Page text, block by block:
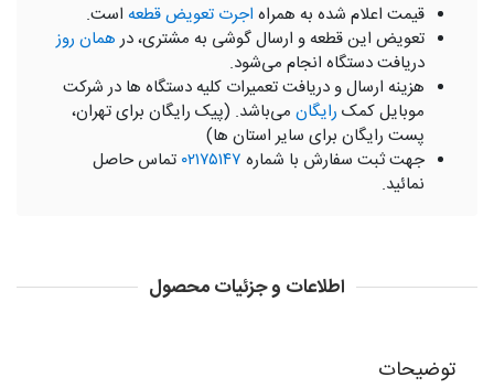
قیمت اعلام شده به همراه اجرت تعویض قطعه است.
تعویض این قطعه و ارسال گوشی به مشتری، درهمان روز
دریافت دستگاه انجام می‌شود.
هزینه ارسال و دریافت تعمیرات کلیه دستگاه ها در شرکت
موبایل کمک رایگان می‌باشد. (پیک رایگان برای تهران،
پست رایگان برای سایر استان ها)
جهت ثبت سفارش با شماره ۰۲۱۷۵۱۴۷ تماس حاصل
نمائید.
اطلاعات و جزئیات محصول
توضیحات